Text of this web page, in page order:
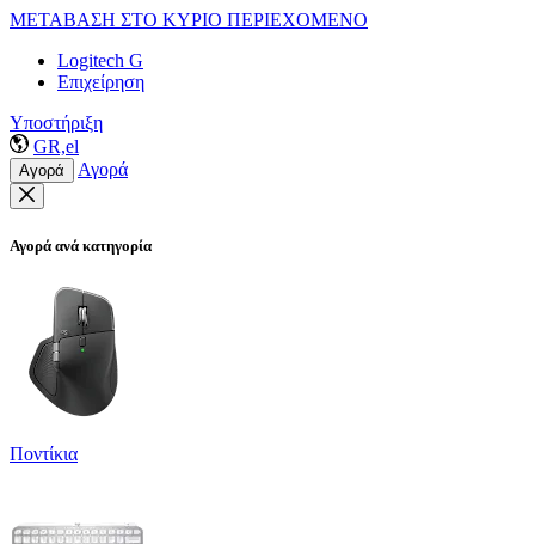
ΜΕΤΑΒΑΣΗ ΣΤΟ ΚΥΡΙΟ ΠΕΡΙΕΧΟΜΕΝΟ
Logitech G
Επιχείρηση
Υποστήριξη
GR,el
Αγορά Αγορά
Αγορά ανά κατηγορία
Ποντίκια